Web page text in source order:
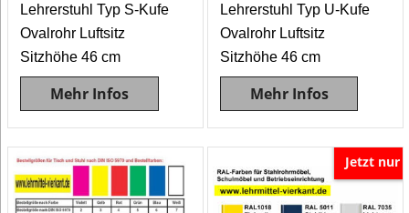
Lehrerstuhl Typ S-Kufe
Ovalrohr Luftsitz
Sitzhöhe 46 cm
Mehr Infos
Lehrerstuhl Typ U-Kufe
Ovalrohr Luftsitz
Sitzhöhe 46 cm
Mehr Infos
Jetzt nur